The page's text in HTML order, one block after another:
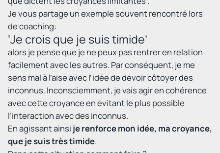
Je vous partage un exemple souvent rencontré lors
de coaching:
‘Je crois que je suis timide’
alors je pense que je ne peux pas rentrer en relation
facilement avec les autres. Par conséquent, je me
sens mal à l’aise avec l’idée de devoir côtoyer des
inconnus. Inconsciemment, je vais agir en cohérence
avec cette croyance en évitant le plus possible
l’interaction avec des inconnus.
En agissant ainsi je renforce mon idée, ma croyance,
que je suis très timide.